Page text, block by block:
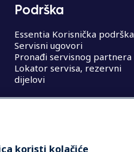
Podrška
Essentia Korisnička podrška
Servisni ugovori
Pronađi servisnog partnera
Lokator servisa, rezervni
dijelovi
koristi kolačiće